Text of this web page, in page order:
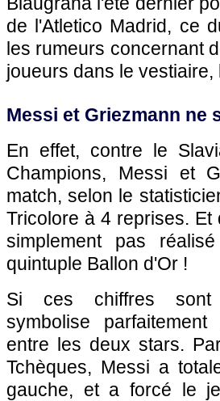
de l'Atletico Madrid, ce
les rumeurs concernant
joueurs dans le
Messi et Griezmann ne
En effet, contre le
Champions, Messi et
match, selon le
Tricolore à 4 reprises.
simplement pas
quintuple Ballon d'Or !
Si ces chiffres
symbolise
entre les deux stars.
Tchèques, Messi a
gauche, et a forcé le